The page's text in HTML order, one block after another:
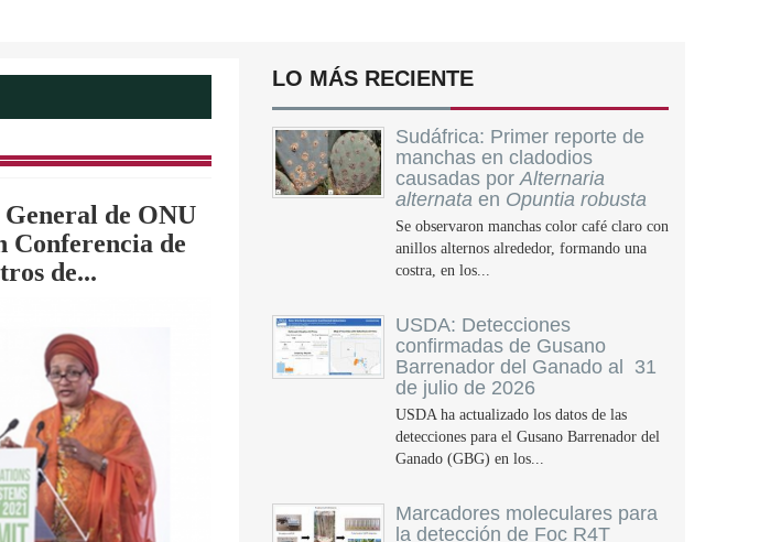
de ONU
Conferencia de
de...
LO MÁS RECIENTE
Sudáfrica: Primer reporte de
manchas en cladodios
causadas porAlternaria
alternata en Opuntia robusta
Se observaron manchas color café claro con
anillos alternos alrededor, formando una
costra, en los...
USDA: Detecciones
confirmadas de Gusano
Barrenador del Ganado al 31
de julio de 2026
USDA ha actualizado los datos de las
detecciones para el Gusano Barrenador del
Ganado (GBG) en los...
Marcadores moleculares para
la detección de Foc R4T